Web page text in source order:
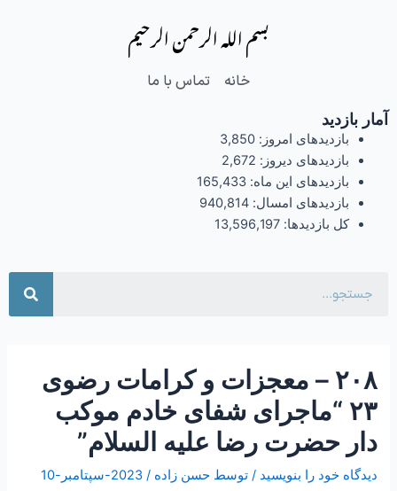
بسم الله الرحمن الرحیم
خانه تماس با ما
آمار بازدید
بازدیدهای امروز: 3,850
بازدیدهای دیروز: 2,672
بازدیدهای این ماه: 165,433
بازدیدهای امسال: 940,814
کل بازدیدها: 13,596,197
۲۰۸ – معجزات و کرامات رضوی
۲۳ “ماجرای شفای خادم موکب
دار حضرت رضا علیه السلام”
دیدگاه‌ خود را بنویسید / توسطحسن زاده/2023-سپتامبر-10